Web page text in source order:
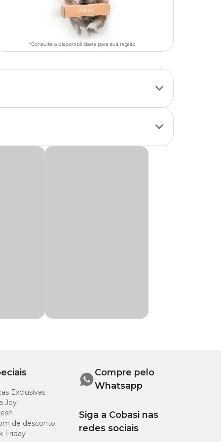
Piridoxina,
glúten de milho
Exclusivas
Joy
de desconto
Friday
Compre pelo
Whatsapp
Siga a Cobasi nas
redes sociais